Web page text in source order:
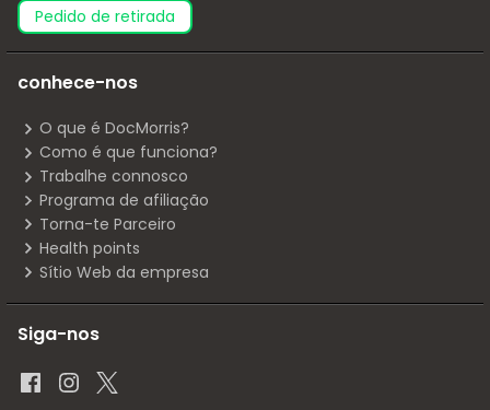
pedido de retirada
conhece-nos
O que é DocMorris?
Como é que funciona?
Trabalhe connosco
Programa de afiliação
Torna-te Parceiro
Health points
Sítio Web da empresa
Siga-nos